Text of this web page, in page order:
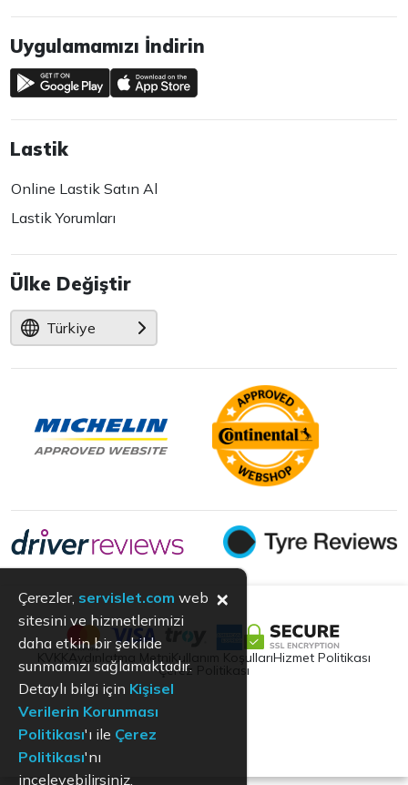
Uygulamamızı İndirin
Lastik
Online Lastik Satın Al
Lastik Yorumları
Ülke Değiştir
Türkiye
Aydınlatma Metni Kullanım KoşullarıHizmet Politikası
Çerez Politikası
Çerezler, servislet.com web
sitesini ve hizmetlerimizi
daha etkin bir şekilde
sunmamızı sağlamaktadır.
Detaylı bilgi için Kişisel
Verilerin Korunması
Politikası'ı ile Çerez
Politikası'nı
inceleyebilirsiniz.
×